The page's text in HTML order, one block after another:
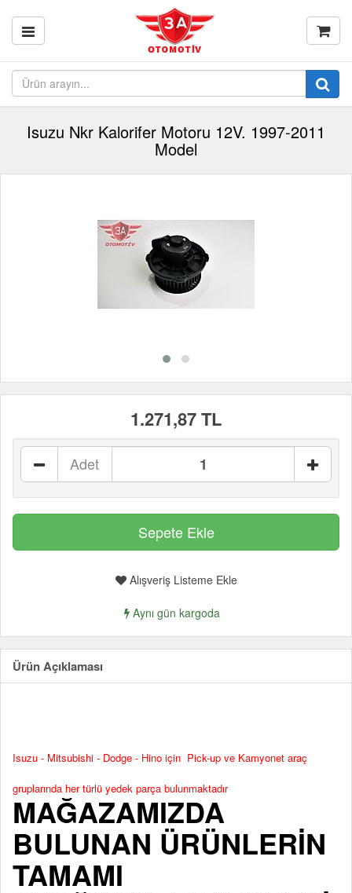
Isuzu Nkr Kalorifer Motoru 12V. 1997-2011
Model
1.271,87 TL
Adet
Alışveriş Listeme Ekle
Aynı gün kargoda
Ürün Açıklaması
Isuzu - Mitsubishi - Dodge - Hino için Pick-up ve Kamyonet araç
gruplarında her türlü yedek parça bulunmaktadır
MAĞAZAMIZDA
BULUNAN ÜRÜNLERİN
TAMAMI